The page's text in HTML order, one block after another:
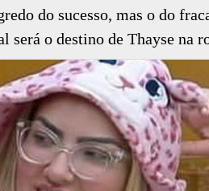
do sucesso, mas o do
será o destino de Thayse na